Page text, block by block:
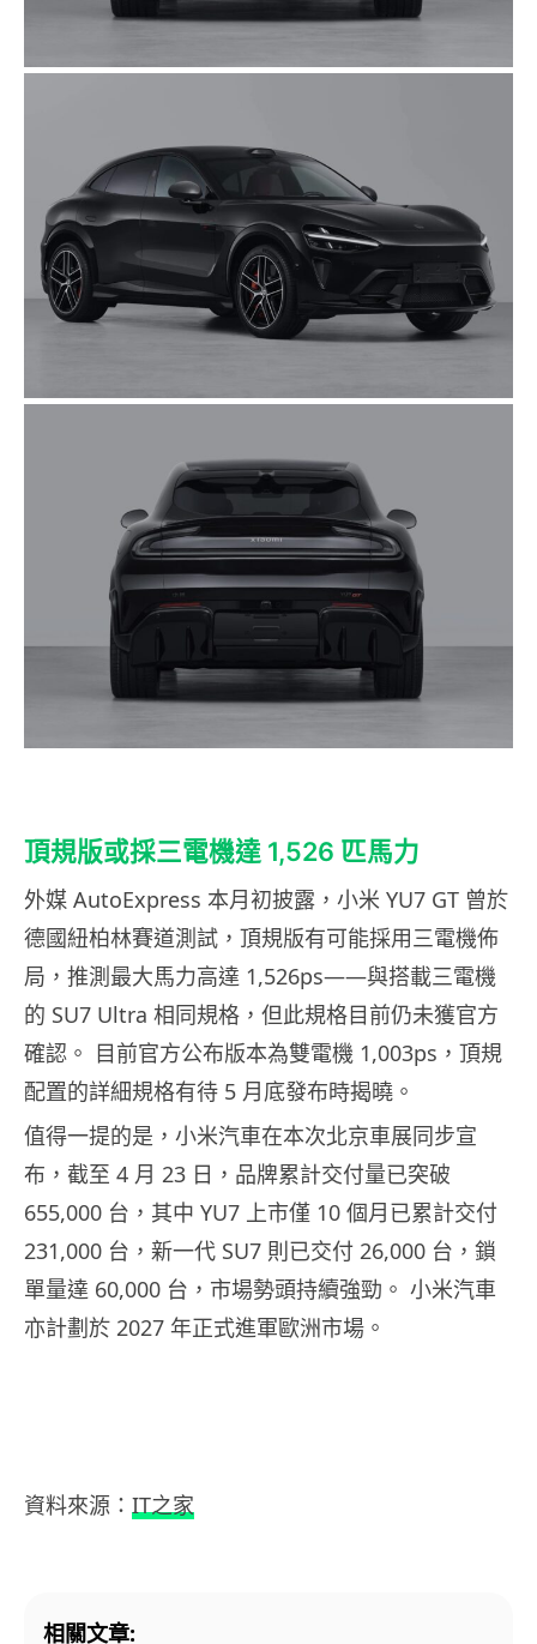
頂規版或採三電機達 1,526 匹馬力
外媒 AutoExpress 本月初披露，小米 YU7 GT 曾於
德國紐柏林賽道測試，頂規版有可能採用三電機佈
局，推測最大馬力高達 1,526ps——與搭載三電機
的 SU7 Ultra 相同規格，但此規格目前仍未獲官方
確認。 目前官方公布版本為雙電機 1,003ps，頂規
配置的詳細規格有待 5 月底發布時揭曉。
值得一提的是，小米汽車在本次北京車展同步宣
布，截至 4 月 23 日，品牌累計交付量已突破
655,000 台，其中 YU7 上市僅 10 個月已累計交付
231,000 台，新一代 SU7 則已交付 26,000 台，鎖
單量達 60,000 台，市場勢頭持續強勁。 小米汽車
亦計劃於 2027 年正式進軍歐洲市場。
資料來源： IT之家
相關文章: